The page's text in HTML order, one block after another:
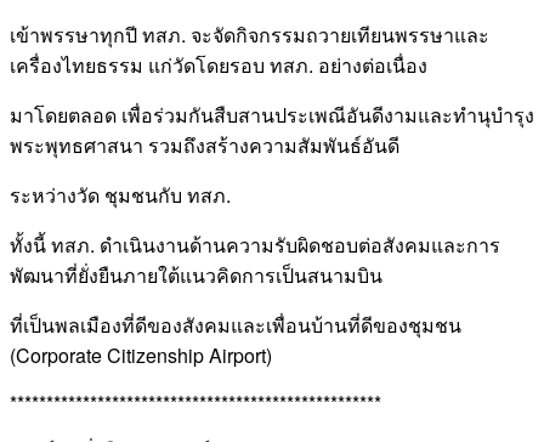
เข้าพรรษาทุกปี ทสภ. จะจัดกิจกรรมถวายเทียนพรรษาและ
เครื่องไทยธรรม แก่วัดโดยรอบ ทสภ. อย่างต่อเนื่อง
มาโดยตลอด เพื่อร่วมกันสืบสานประเพณีอันดีงามและทำนุบำรุง
พระพุทธศาสนา รวมถึงสร้างความสัมพันธ์อันดี
ระหว่างวัด ชุมชนกับ ทสภ.
ทั้งนี้ ทสภ. ดำเนินงานด้านความรับผิดชอบต่อสังคมและการ
พัฒนาที่ยั่งยืนภายใต้แนวคิดการเป็นสนามบิน
ที่เป็นพลเมืองที่ดีของสังคมและเพื่อนบ้านที่ดีของชุมชน
(Corporate Citizenship Airport)
***************************************************